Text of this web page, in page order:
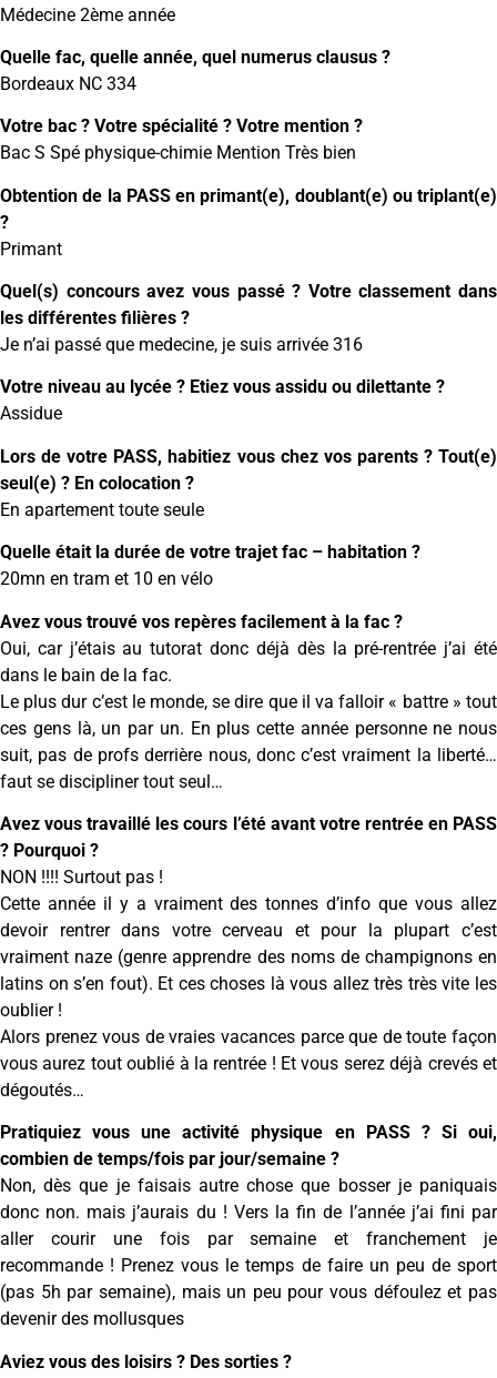
Médecine 2ème année
Quelle fac, quelle année, quel numerus clausus ?
Bordeaux NC 334
Votre bac ? Votre spécialité ? Votre mention ?
Bac S Spé physique-chimie Mention Très bien
Obtention de la PASS en primant(e), doublant(e) ou triplant(e)
?
Primant
Quel(s) concours avez vous passé ? Votre classement dans
les différentes filières ?
Je n’ai passé que medecine, je suis arrivée 316
Votre niveau au lycée ? Etiez vous assidu ou dilettante ?
Assidue
Lors de votre PASS, habitiez vous chez vos parents ? Tout(e)
seul(e) ? En colocation ?
En apartement toute seule
Quelle était la durée de votre trajet fac – habitation ?
20mn en tram et 10 en vélo
Avez vous trouvé vos repères facilement à la fac ?
Oui, car j’étais au tutorat donc déjà dès la pré-rentrée j’ai été
dans le bain de la fac.
Le plus dur c’est le monde, se dire que il va falloir « battre » tout
ces gens là, un par un. En plus cette année personne ne nous
suit, pas de profs derrière nous, donc c’est vraiment la liberté…
faut se discipliner tout seul…
Avez vous travaillé les cours l’été avant votre rentrée en PASS
? Pourquoi ?
NON !!!! Surtout pas !
Cette année il y a vraiment des tonnes d’info que vous allez
devoir rentrer dans votre cerveau et pour la plupart c’est
vraiment naze (genre apprendre des noms de champignons en
latins on s’en fout). Et ces choses là vous allez très très vite les
oublier !
Alors prenez vous de vraies vacances parce que de toute façon
vous aurez tout oublié à la rentrée ! Et vous serez déjà crevés et
dégoutés…
Pratiquiez vous une activité physique en PASS ? Si oui,
combien de temps/fois par jour/semaine ?
Non, dès que je faisais autre chose que bosser je paniquais
donc non. mais j’aurais du ! Vers la fin de l’année j’ai fini par
aller courir une fois par semaine et franchement je
recommande ! Prenez vous le temps de faire un peu de sport
(pas 5h par semaine), mais un peu pour vous défoulez et pas
devenir des mollusques
Aviez vous des loisirs ? Des sorties ?